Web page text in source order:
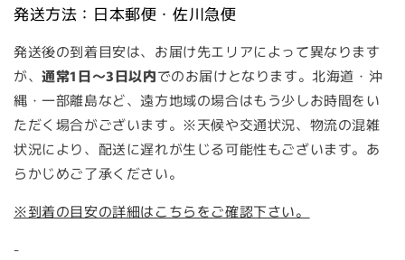
発送方法：日本郵便・佐川急便
発送後の到着目安は、お届け先エリアによって異なります
が、通常1日～3日以内でのお届けとなります。北海道・沖
縄・一部離島など、遠方地域の場合はもう少しお時間をい
ただく場合がございます。※天候や交通状況、物流の混雑
状況により、配送に遅れが生じる可能性もございます。あ
らかじめご了承ください。
※到着の目安の詳細はこちらをご確認下さい。
-